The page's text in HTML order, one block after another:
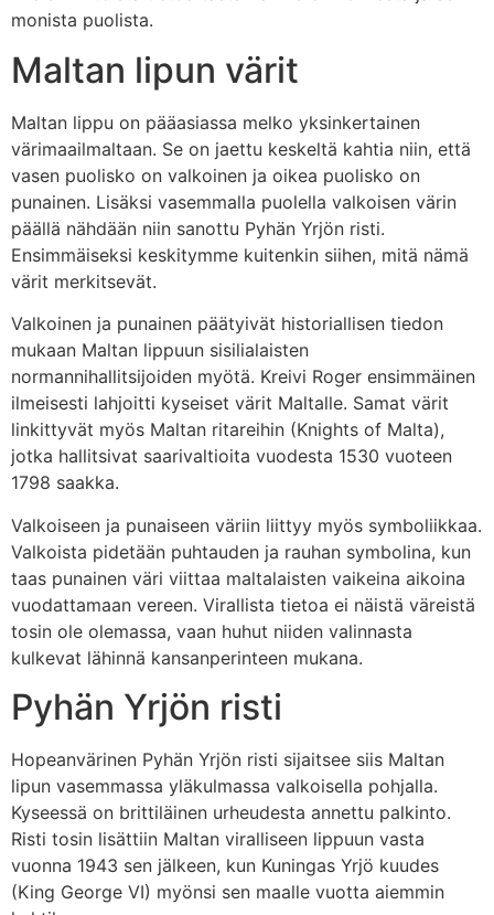
monista puolista.
Maltan lipun värit
Maltan lippu on pääasiassa melko yksinkertainen
värimaailmaltaan. Se on jaettu keskeltä kahtia niin, että
vasen puolisko on valkoinen ja oikea puolisko on
punainen. Lisäksi vasemmalla puolella valkoisen värin
päällä nähdään niin sanottu Pyhän Yrjön risti.
Ensimmäiseksi keskitymme kuitenkin siihen, mitä nämä
värit merkitsevät.
Valkoinen ja punainen päätyivät historiallisen tiedon
mukaan Maltan lippuun sisilialaisten
normannihallitsijoiden myötä. Kreivi Roger ensimmäinen
ilmeisesti lahjoitti kyseiset värit Maltalle. Samat värit
linkittyvät myös Maltan ritareihin (Knights of Malta),
jotka hallitsivat saarivaltioita vuodesta 1530 vuoteen
1798 saakka.
Valkoiseen ja punaiseen väriin liittyy myös symboliikkaa.
Valkoista pidetään puhtauden ja rauhan symbolina, kun
taas punainen väri viittaa maltalaisten vaikeina aikoina
vuodattamaan vereen. Virallista tietoa ei näistä väreistä
tosin ole olemassa, vaan huhut niiden valinnasta
kulkevat lähinnä kansanperinteen mukana.
Pyhän Yrjön risti
Hopeanvärinen Pyhän Yrjön risti sijaitsee siis Maltan
lipun vasemmassa yläkulmassa valkoisella pohjalla.
Kyseessä on brittiläinen urheudesta annettu palkinto.
Risti tosin lisättiin Maltan viralliseen lippuun vasta
vuonna 1943 sen jälkeen, kun Kuningas Yrjö kuudes
(King George VI) myönsi sen maalle vuotta aiemmin